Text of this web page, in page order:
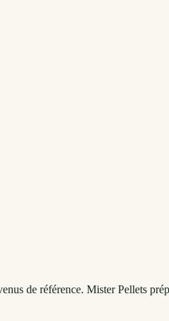
de référence. Mister Pellets